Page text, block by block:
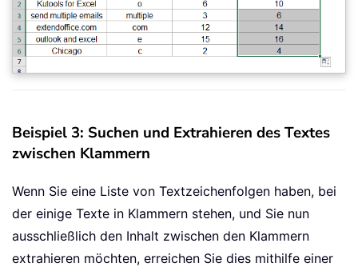
Beispiel 3: Suchen und Extrahieren des Textes
zwischen Klammern
Wenn Sie eine Liste von Textzeichenfolgen haben, bei
der einige Texte in Klammern stehen, und Sie nun
ausschließlich den Inhalt zwischen den Klammern
extrahieren möchten, erreichen Sie dies mithilfe einer